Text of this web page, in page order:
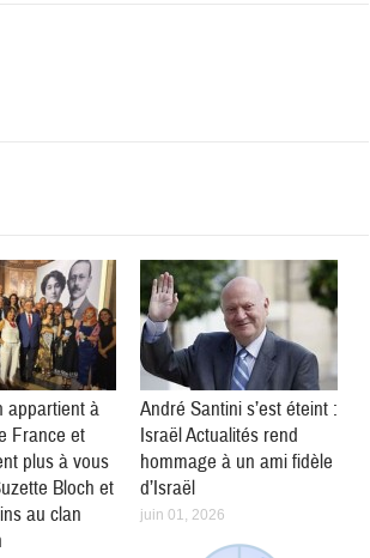
appartient à
France et
plus à vous
Bloch et
au clan
André Santini s’est éteint :
Israël Actualités rend
hommage à un ami fidèle
d’Israël
juin 01, 2026